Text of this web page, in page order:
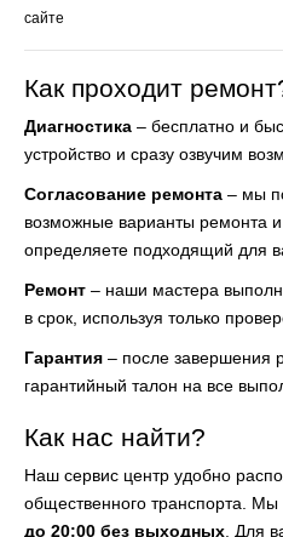
сайте
Как проходит
Диагностика – бесплатно и
устройство и сразу озвучим
Согласование ремонта – мы
возможные варианты ремонта
определяете подходящий для
Ремонт – наши мастера
в срок, используя только
Гарантия – после завершения
гарантийный талон на все
Как нас найти?
Наш сервис центр удобно
общественного транспорта.
до 20:00 без выходных . Для